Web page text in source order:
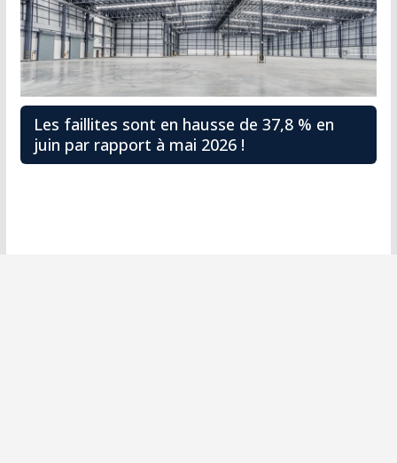
Les faillites sont en hausse de 37,8 % en
juin par rapport à mai 2026 !